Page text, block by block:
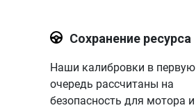
Сохранение ресурса
Наши калибровки в первую
очередь рассчитаны на
безопасность для мотора и